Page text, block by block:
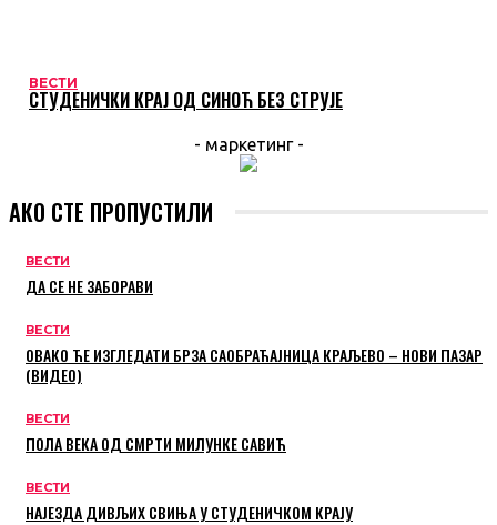
ВЕСТИ
СТУДЕНИЧКИ КРАЈ ОД СИНОЋ БЕЗ СТРУЈЕ
- маркетинг -
АКО СТЕ ПРОПУСТИЛИ
ВЕСТИ
ДА СЕ НЕ ЗАБОРАВИ
ВЕСТИ
ОВАКО ЋЕ ИЗГЛЕДАТИ БРЗА САОБРАЋАЈНИЦА КРАЉЕВО – НОВИ ПАЗАР
(ВИДЕО)
ВЕСТИ
ПОЛА ВЕКА ОД СМРТИ МИЛУНКЕ САВИЋ
ВЕСТИ
НАЈЕЗДА ДИВЉИХ СВИЊА У СТУДЕНИЧКОМ КРАЈУ